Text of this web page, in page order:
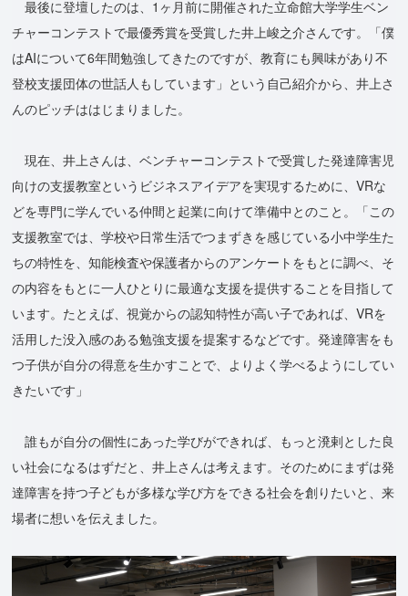
最後に登壇したのは、1ヶ月前に開催された立命館大学学生ベン
チャーコンテストで最優秀賞を受賞した井上峻之介さんです。「僕
はAIについて6年間勉強してきたのですが、教育にも興味があり不
登校支援団体の世話人もしています」という自己紹介から、井上さ
んのピッチははじまりました。
現在、井上さんは、ベンチャーコンテストで受賞した発達障害児
向けの支援教室というビジネスアイデアを実現するために、VRな
どを専門に学んでいる仲間と起業に向けて準備中とのこと。「この
支援教室では、学校や日常生活でつまずきを感じている小中学生た
ちの特性を、知能検査や保護者からのアンケートをもとに調べ、そ
の内容をもとに一人ひとりに最適な支援を提供することを目指して
います。たとえば、視覚からの認知特性が高い子であれば、VRを
活用した没入感のある勉強支援を提案するなどです。発達障害をも
つ子供が自分の得意を生かすことで、よりよく学べるようにしてい
きたいです」
誰もが自分の個性にあった学びができれば、もっと溌剌とした良
い社会になるはずだと、井上さんは考えます。そのためにまずは発
達障害を持つ子どもが多様な学び方をできる社会を創りたいと、来
場者に想いを伝えました。